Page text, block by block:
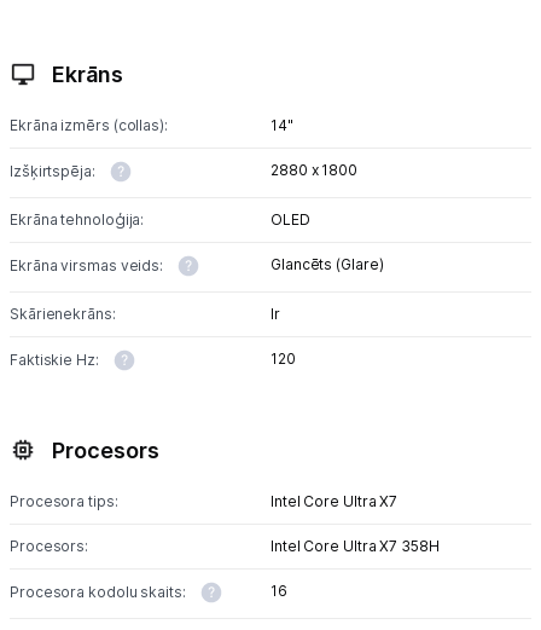
Ekrāns
Ekrāna izmērs (collas): 14"
Izšķirtspēja: 2880 x 1800
Ekrāna tehnoloģija: OLED
Ekrāna virsmas veids: Glancēts (Glare)
Skārienekrāns: Ir
Faktiskie Hz: 120
Procesors
Procesora tips: Intel Core Ultra X7
Procesors: Intel Core Ultra X7 358H
Procesora kodolu skaits: 16